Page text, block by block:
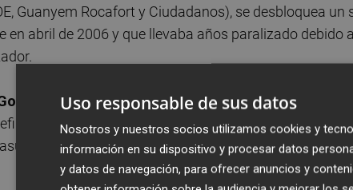
Guanyem Rocafort y Ciudadanos), se desbloquea
en abril de 2006 y que llevaba años paralizado debido
Gómez , ha destacado la trascendencia de este
a una situación arrastrada durante veinte
la responsabilidad de terminar unos
Uso responsable de sus datos
Nosotros y nuestros socios utilizamos cookies y
información en su dispositivo y procesar datos
y datos de navegación, para ofrecer anuncios y